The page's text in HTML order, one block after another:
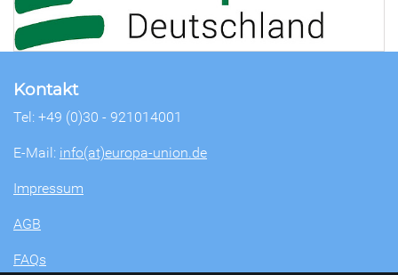
Kontakt
Tel: +49 (0)30 - 921014001
E-Mail: info(at)europa-union.de
Impressum
AGB
FAQs